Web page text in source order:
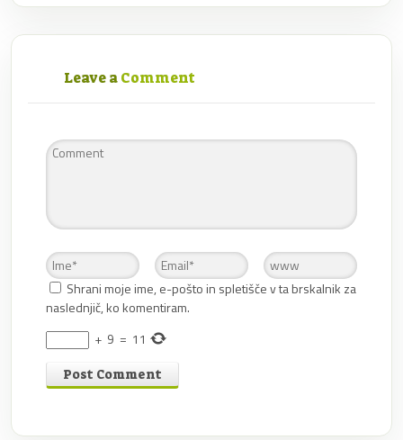
Leave aComment
Shrani moje ime, e-pošto in spletišče v ta brskalnik za
naslednjič, ko komentiram.
+ 9 = 11